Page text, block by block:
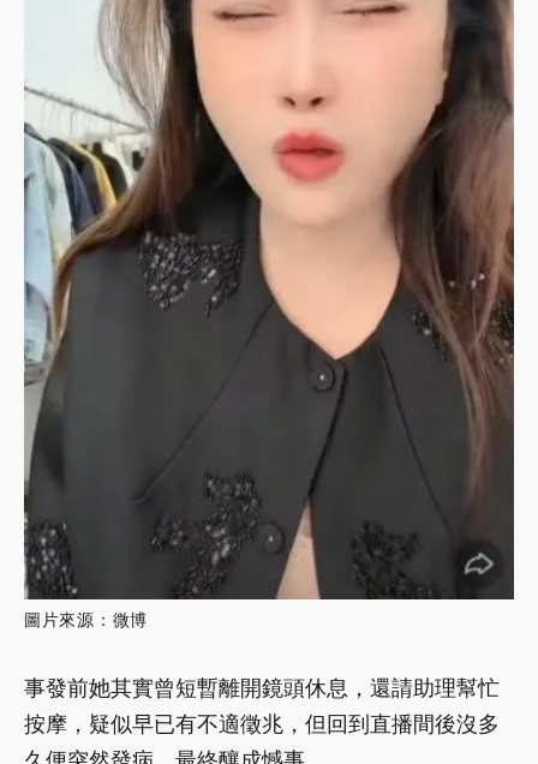
圖片來源：微博
事發前她其實曾短暫離開鏡頭休息，還請助理幫忙
按摩，疑似早已有不適徵兆，但回到直播間後沒多